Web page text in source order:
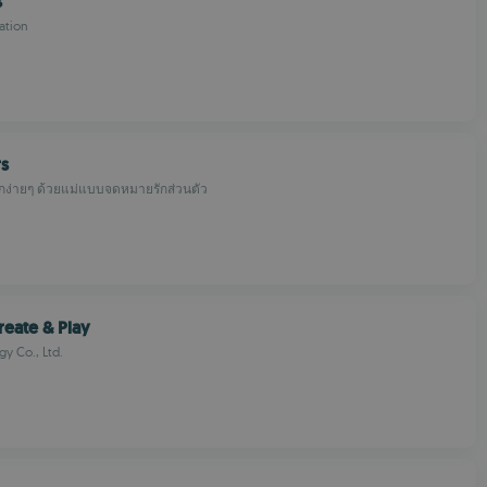
ง่ายๆ ด้วยแม่แบบจดหมายรักส่วนตัว
& Play
Co., Ltd.